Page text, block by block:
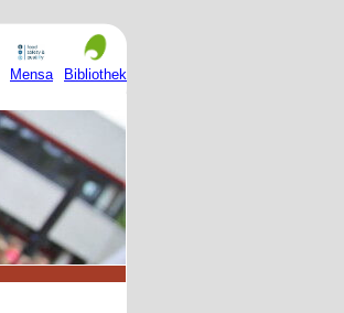
Mensa Bibliothek